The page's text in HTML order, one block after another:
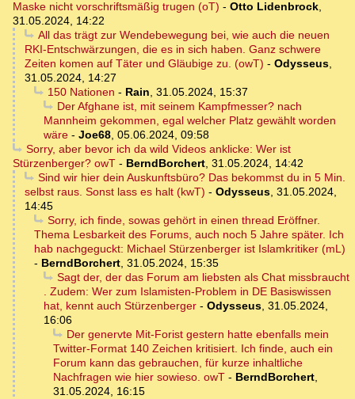
Maske nicht vorschriftsmäßig trugen (oT) - Otto Lidenbrock,
31.05.2024, 14:22
All das trägt zur Wendebewegung bei, wie auch die neuen
RKI-Entschwärzungen, die es in sich haben. Ganz schwere
Zeiten komen auf Täter und Gläubige zu. (owT) - Odysseus,
31.05.2024, 14:27
150 Nationen - Rain, 31.05.2024, 15:37
Der Afghane ist, mit seinem Kampfmesser? nach
Mannheim gekommen, egal welcher Platz gewählt worden
wäre - Joe68, 05.06.2024, 09:58
Sorry, aber bevor ich da wild Videos anklicke: Wer ist
Stürzenberger? owT - BerndBorchert, 31.05.2024, 14:42
Sind wir hier dein Auskunftsbüro? Das bekommst du in 5 Min.
selbst raus. Sonst lass es halt (kwT) - Odysseus, 31.05.2024,
14:45
Sorry, ich finde, sowas gehört in einen thread Eröffner.
Thema Lesbarkeit des Forums, auch noch 5 Jahre später. Ich
hab nachgeguckt: Michael Stürzenberger ist Islamkritiker (mL)
- BerndBorchert, 31.05.2024, 15:35
Sagt der, der das Forum am liebsten als Chat missbraucht
. Zudem: Wer zum Islamisten-Problem in DE Basiswissen
hat, kennt auch Stürzenberger - Odysseus, 31.05.2024,
16:06
Der genervte Mit-Forist gestern hatte ebenfalls mein
Twitter-Format 140 Zeichen kritisiert. Ich finde, auch ein
Forum kann das gebrauchen, für kurze inhaltliche
Nachfragen wie hier sowieso. owT - BerndBorchert,
31.05.2024, 16:15